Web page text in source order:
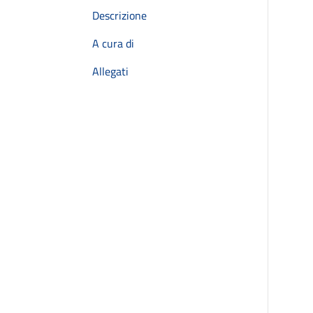
Descrizione
A cura di
Allegati